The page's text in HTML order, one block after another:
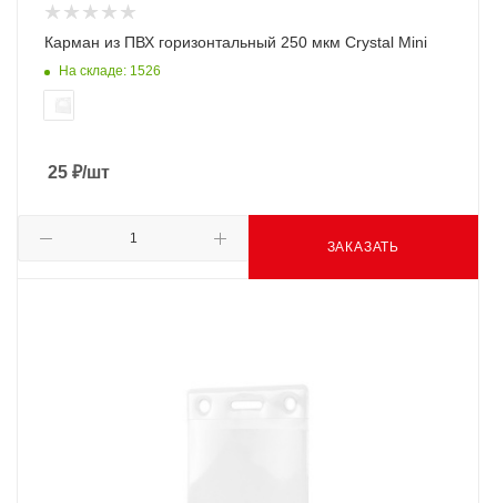
Карман из ПВХ горизонтальный 250 мкм Crystal Mini
На складе: 1526
25 ₽/шт
ЗАКАЗАТЬ